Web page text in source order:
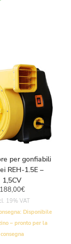
per gonfiabili
REH-1.5E –
1,5CV
188,00€
19% VAT
Disponibile
– pronto per la
consegna